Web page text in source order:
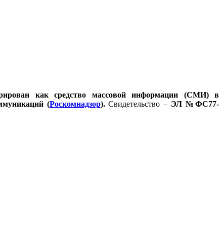
как средство массовой информации (СМИ) в
(Роскомнадзор).Свидетельство – ЭЛ №ФС77-